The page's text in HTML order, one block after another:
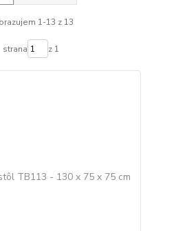
1-13 z 13
strana z 1